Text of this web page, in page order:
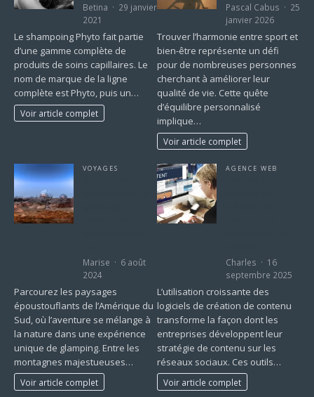
Betina
29 janvier
2021
Le shampoing Phyto fait partie
d’une gamme complète de
produits de soins capillaires. Le
nom de marque de la ligne
complète est Phyto, puis un…
Voir article complet
Pascal Cabus
25
janvier 2026
Trouver l’harmonie entre sport et
bien-être représente un défi
pour de nombreuses personnes
cherchant à améliorer leur
qualité de vie. Cette quête
d’équilibre personnalisé
implique…
Voir article complet
VOYAGES
Marise
6 août
2024
Parcourez les paysages
époustouflants de l’Amérique du
Sud, où l’aventure se mélange à
la nature dans une expérience
unique de glamping. Entre les
montagnes majestueuses…
Voir article complet
AGENCE WEB
Charles
16
septembre 2025
L’utilisation croissante des
logiciels de création de contenu
transforme la façon dont les
entreprises développent leur
stratégie de contenu sur les
réseaux sociaux. Ces outils…
Voir article complet